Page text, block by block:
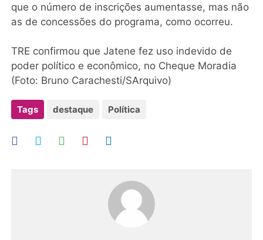
que o número de inscrições aumentasse, mas não
as de concessões do programa, como ocorreu.
TRE confirmou que Jatene fez uso indevido de
poder político e econômico, no Cheque Moradia
(Foto: Bruno Carachesti/SArquivo)
Tags destaque Política